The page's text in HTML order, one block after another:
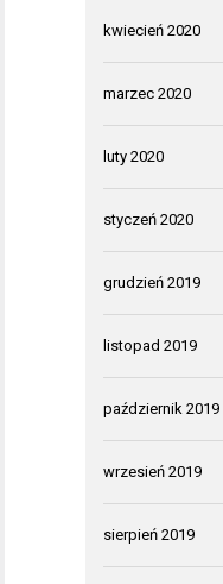
kwiecień 2020
marzec 2020
luty 2020
styczeń 2020
grudzień 2019
listopad 2019
październik 2019
wrzesień 2019
sierpień 2019